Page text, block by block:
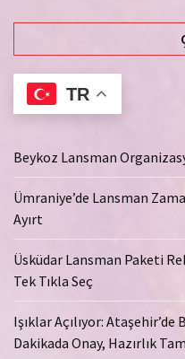
TR
Beykoz Lansman
Ümraniye’de Lansman
Ayırt
Üsküdar Lansman Paketi
Tek Tıkla Seç
Işıklar Açılıyor:
Dakikada Onay, Hazırlık